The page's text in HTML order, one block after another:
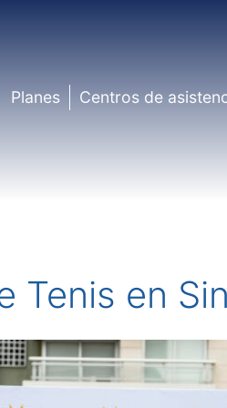
Planes Centros de
Tenis en